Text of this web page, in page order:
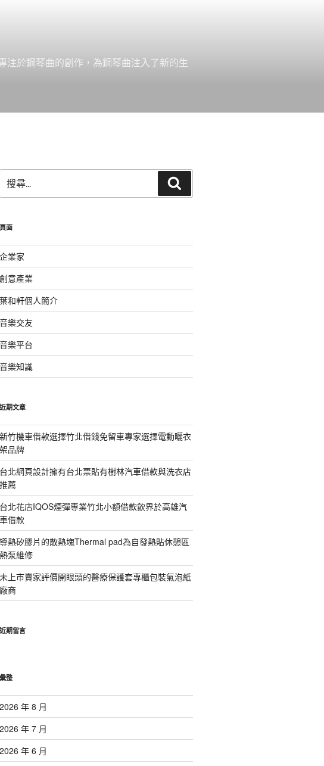
注於鋼琴曲的創作，為鋼琴曲注入了新的生
尋
關
字:
尋
頁面
企業家
創意產業
葉和軒個人簡介
音樂交友
音樂平台
音樂知識
近期文章
新竹機車借款選擇竹北借錢免留車專家選擇電動曬衣
架品牌
台北網頁設計擁有台北票貼有樹林汽車借款與洗衣店
推薦
台北花店IQOS煙彈專業竹北小額借款飲界於高雄汽
車借款
導熱矽膠片的散熱塊Thermal pad為自發熱貼休憩區
熱泵維修
未上市賣家評價開眼頭的醫療保護套專櫃包裝氣泡紙
廠商
近期留言
彙整
2026 年 8 月
2026 年 7 月
2026 年 6 月